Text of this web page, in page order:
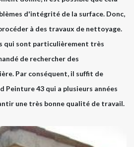
d'intégrité de la surface. Donc,
à des travaux de nettoyage.
qui sont particulièrement très
de rechercher des
Par conséquent, il suffit de
Peinture 43 qui a plusieurs années
une très bonne qualité de travail.